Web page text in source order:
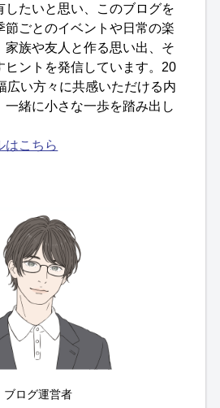
したいと思い、このブログを
節ごとのイベントや日常の楽
家族や友人と作る思い出、そ
ヒントを発信しています。20
広い方々に共感いただける内
一緒に小さな一歩を踏み出し
はこちら
ブログ運営者